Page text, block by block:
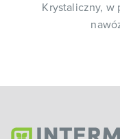
Krystaliczny, w